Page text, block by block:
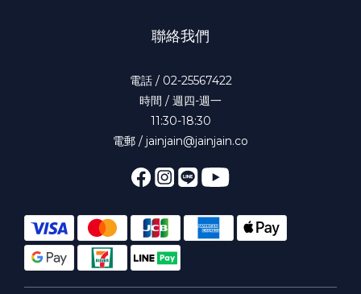
聯絡我們
電話 / 02-25567422
時間 / 週四-週一
11:30-18:30
電郵 / jainjain@jainjain.co